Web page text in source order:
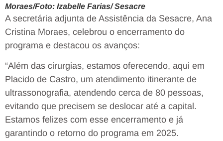
Moraes/Foto: Izabelle Farias/ Sesacre
A secretária adjunta de Assistência da Sesacre, Ana
Cristina Moraes, celebrou o encerramento do
programa e destacou os avanços:
“Além das cirurgias, estamos oferecendo, aqui em
Placido de Castro, um atendimento itinerante de
ultrassonografia, atendendo cerca de 80 pessoas,
evitando que precisem se deslocar até a capital.
Estamos felizes com esse encerramento e já
garantindo o retorno do programa em 2025.